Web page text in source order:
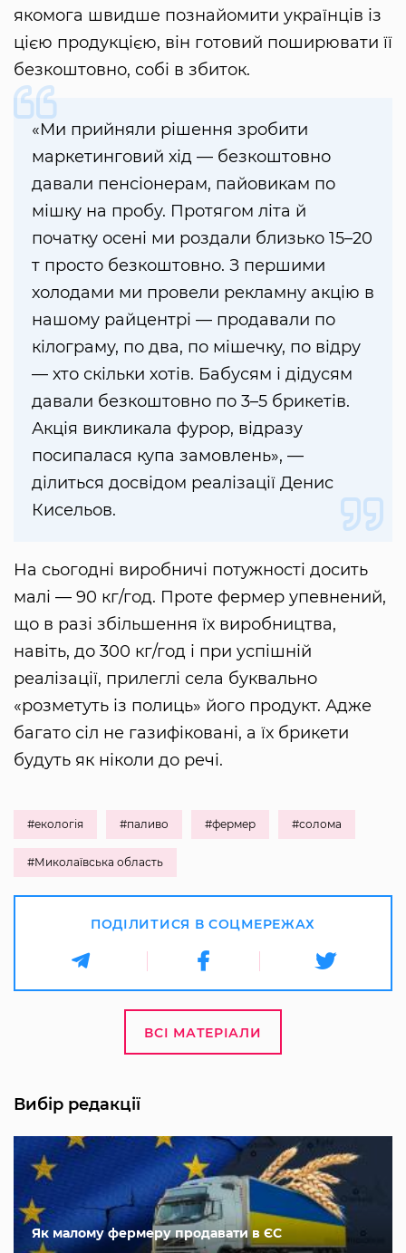
якомога швидше познайомити українців із
цією продукцією, він готовий поширювати її
безкоштовно, собі в збиток.
«Ми прийняли рішення зробити
маркетинговий хід — безкоштовно
давали пенсіонерам, пайовикам по
мішку на пробу. Протягом літа й
початку осені ми роздали близько 15–20
т просто безкоштовно. З першими
холодами ми провели рекламну акцію в
нашому райцентрі — продавали по
кілограму, по два, по мішечку, по відру
— хто скільки хотів. Бабусям і дідусям
давали безкоштовно по 3–5 брикетів.
Акція викликала фурор, відразу
посипалася купа замовлень», —
ділиться досвідом реалізації Денис
Кисельов.
На сьогодні виробничі потужності досить
малі — 90 кг/год. Проте фермер упевнений,
що в разі збільшення їх виробництва,
навіть, до 300 кг/год і при успішній
реалізації, прилеглі села буквально
«розметуть із полиць» його продукт. Адже
багато сіл не газифіковані, а їх брикети
будуть як ніколи до речі.
#екологія #паливо #фермер #солома
#Миколаївська область
ПОДІЛИТИСЯ В СОЦМЕРЕЖАХ
ВСІ МАТЕРІАЛИ
Вибір редакції
Як малому фермеру продавати в ЄС